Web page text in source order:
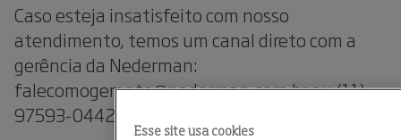
Caso esteja insatisfeito com nosso
atendimento, temos um canal direto com a
gerência da Nederman:
falecomogerente@nederman.com.br ou (11)
97593-0442 - WhatsApp e ligações.
Esse site usa cookies